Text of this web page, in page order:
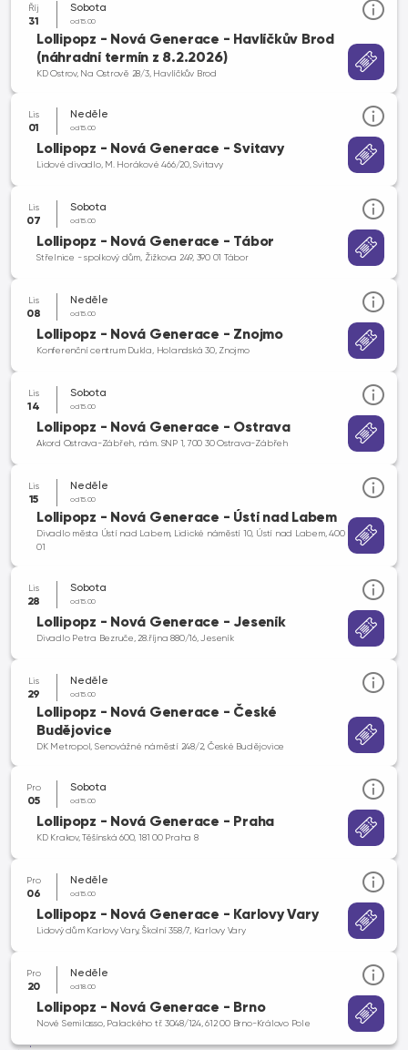
Říj
31
Sobota
od 15.00
Lollipopz - Nová Generace - Havlíčkův Brod
(náhradní termín z 8.2.2026)
KD Ostrov, Na Ostrově 28/3, Havlíčkův Brod
Lis
01
Neděle
od 15.00
Lollipopz - Nová Generace - Svitavy
Lidové divadlo, M. Horákové 466/20, Svitavy
Lis
07
Sobota
od 15.00
Lollipopz - Nová Generace - Tábor
Střelnice - spolkový dům, Žižkova 249, 390 01 Tábor
Lis
08
Neděle
od 15.00
Lollipopz - Nová Generace - Znojmo
Konferenční centrum Dukla, Holandská 30, Znojmo
Lis
14
Sobota
od 15.00
Lollipopz - Nová Generace - Ostrava
Akord Ostrava-Zábřeh, nám. SNP 1, 700 30 Ostrava-Zábřeh
Lis
15
Neděle
od 15.00
Lollipopz - Nová Generace - Ústí nad Labem
Divadlo města Ústí nad Labem, Lidické náměstí 10, Ústí nad Labem, 400
01
Lis
28
Sobota
od 15.00
Lollipopz - Nová Generace - Jeseník
Divadlo Petra Bezruče, 28.října 880/16, Jeseník
Lis
29
Neděle
od 15.00
Lollipopz - Nová Generace - České
Budějovice
DK Metropol, Senovážné náměstí 248/2, České Budějovice
Pro
05
Sobota
od 15.00
Lollipopz - Nová Generace - Praha
KD Krakov, Těšínská 600, 181 00 Praha 8
Pro
06
Neděle
od 15.00
Lollipopz - Nová Generace - Karlovy Vary
Lidový dům Karlovy Vary, Školní 358/7, Karlovy Vary
Pro
20
Neděle
od 18.00
Lollipopz - Nová Generace - Brno
Nové Semilasso, Palackého tř. 3048/124, 612 00 Brno-Královo Pole